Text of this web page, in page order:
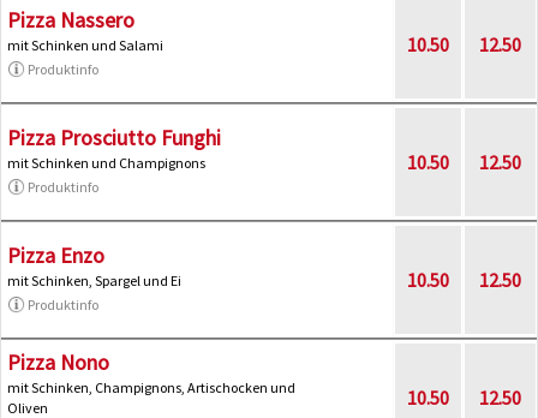
Pizza Nassero
mit Schinken und Salami
Produktinfo
10.50 12.50
Pizza Prosciutto Funghi
mit Schinken und Champignons
Produktinfo
10.50 12.50
Pizza Enzo
mit Schinken, Spargel und Ei
Produktinfo
10.50 12.50
Pizza Nono
mit Schinken, Champignons, Artischocken und
Oliven
10.50 12.50